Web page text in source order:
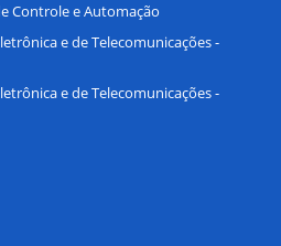
Controle e Automação
e de Telecomunicações -
e de Telecomunicações -